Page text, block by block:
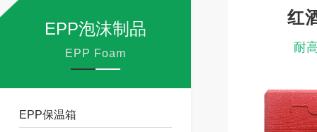
EPP泡沫制品
EPP Foam
EPP保温箱
红
耐